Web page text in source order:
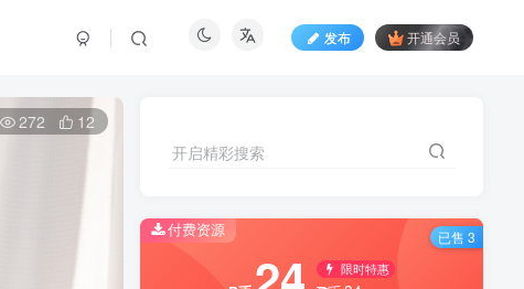
发布 开通会员
272 12
开启精彩搜索
付费资源
限时特惠
已售 3